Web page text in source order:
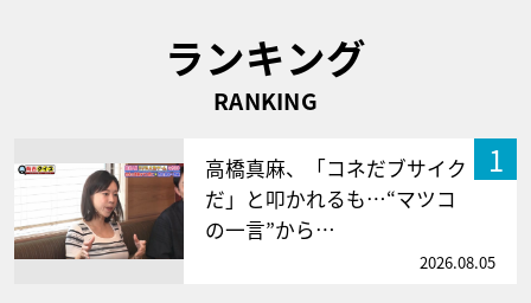
ランキング
RANKING
1
高橋真麻、「コネだブサイク
だ」と叩かれるも…“マツコ
の一言”から…
2026.08.05